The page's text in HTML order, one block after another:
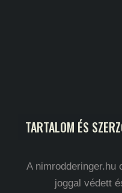
TARTALOM ÉS
A nimrodderinger.hu
joggal védett